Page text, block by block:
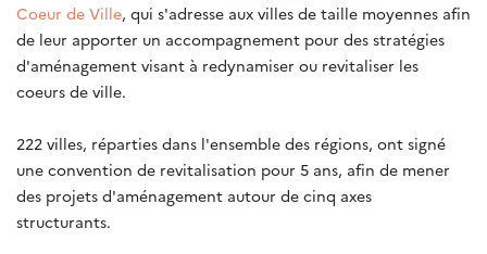
Coeur de Ville, qui s'adresse aux villes de taille moyennes afin
de leur apporter un accompagnement pour des stratégies
d'aménagement visant à redynamiser ou revitaliser les
coeurs de ville.
222 villes, réparties dans l'ensemble des régions, ont signé
une convention de revitalisation pour 5 ans, afin de mener
des projets d'aménagement autour de cinq axes
structurants.